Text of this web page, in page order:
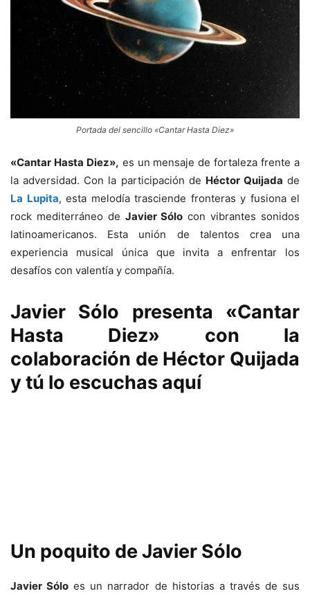
Portada del sencillo «Cantar Hasta Diez»
«Cantar Hasta Diez», es un mensaje de fortaleza frente a
la adversidad. Con la participación de Héctor Quijada de
La Lupita, esta melodía trasciende fronteras y fusiona el
rock mediterráneo de Javier Sólo con vibrantes sonidos
latinoamericanos. Esta unión de talentos crea una
experiencia musical única que invita a enfrentar los
desafíos con valentía y compañía.
Javier Sólo presenta «Cantar
Hasta Diez» con la
colaboración de Héctor Quijada
y tú lo escuchas aquí
Un poquito de Javier Sólo
Javier Sólo es un narrador de historias a través de sus